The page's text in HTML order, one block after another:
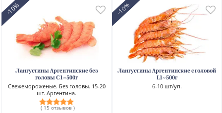
-10%
Лангустины Аргентинские без
головы C1~500г
Свежемороженые. Без головы. 15-20
шт. Аргентина.
( 15 отзывов )
-10%
Лангустины Аргентинские с головой
L1~500г
6-10 шт/уп.